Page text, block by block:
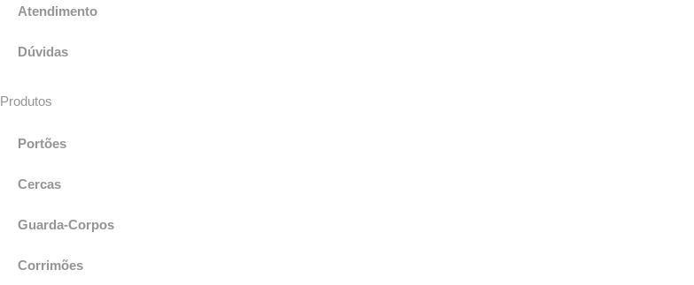
Atendimento
Dúvidas
Produtos
Portões
Cercas
Guarda-Corpos
Corrimões